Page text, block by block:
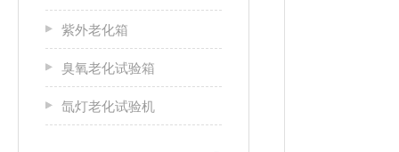
紫外老化箱
臭氧老化试验箱
氙灯老化试验机